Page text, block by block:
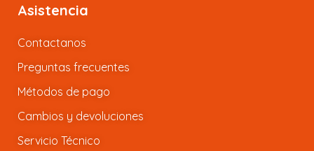
Asistencia
Contactanos
Preguntas frecuentes
Métodos de pago
Cambios y devoluciones
Servicio Técnico